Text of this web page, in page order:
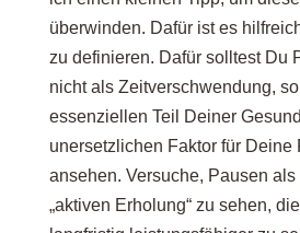
überwinden. Dafür ist es
zu definieren. Dafür solltest Du
nicht als Zeitverschwendung,
essenziellen Teil Deiner
unersetzlichen Faktor für Deine
ansehen. Versuche, Pausen
„aktiven Erholung“ zu sehen,